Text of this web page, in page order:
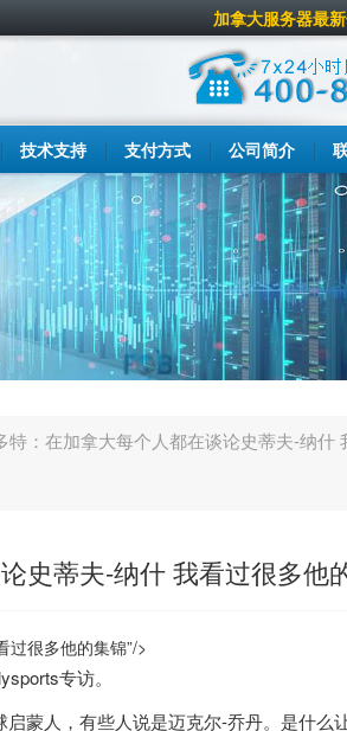
加拿大服务器最
技术支持 支付方式 公司简介
特：在加拿大每个人都在谈论史蒂夫-纳什
史蒂夫-纳什 我看过很多他
过很多他的集锦”/>
专访。
人，有些人说是迈克尔-乔丹。是什么